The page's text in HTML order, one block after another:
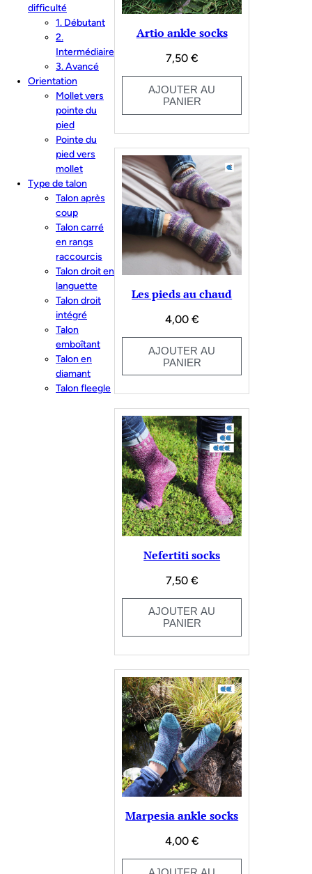
difficulté
1. Débutant
2.
Intermédiaire
3. Avancé
Orientation
Mollet vers
pointe du
pied
Pointe du
pied vers
mollet
Type de talon
Talon après
coup
Talon carré
en rangs
raccourcis
Talon droit en
languette
Talon droit
intégré
Talon
emboîtant
Talon en
diamant
Talon fleegle
Artio ankle socks
7,50 €
AJOUTER AU
PANIER
Les pieds au chaud
4,00 €
AJOUTER AU
PANIER
Nefertiti socks
7,50 €
AJOUTER AU
PANIER
Marpesia ankle socks
4,00 €